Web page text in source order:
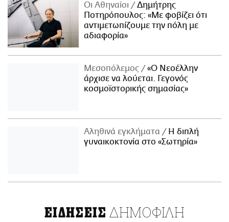
Οι Αθηναίοι
Δημήτρης
Ποτηρόπουλος: «Με φοβίζει ότι
αντιμετωπίζουμε την πόλη με
αδιαφορία»
Μεσοπόλεμος
«Ο Νεοέλλην
άρχισε να λούεται. Γεγονός
κοσμοϊστορικής σημασίας»
Αληθινά εγκλήματα
Η διπλή
γυναικοκτονία στο «Σωτηρία»
ΕΙΔΗΣΕΙΣ ΔΗΜΟΦΙΛΗ